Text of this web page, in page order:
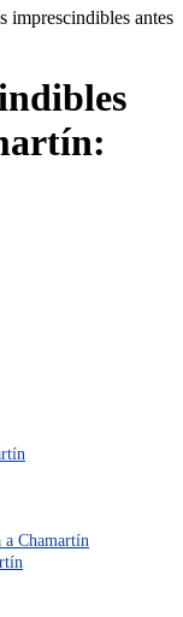
imprescindibles antes
Chamartín